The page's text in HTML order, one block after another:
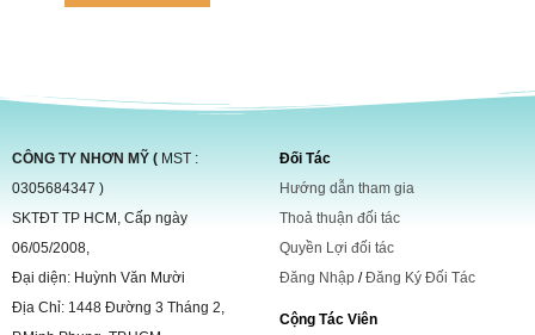
CÔNG TY NHƠN MỸ ( MST :
0305684347 )
SKTĐT TP HCM, Cấp ngày
06/05/2008,
Đại diện: Huỳnh Văn Mười
Địa Chỉ: 1448 Đường 3 Tháng 2,
Đối Tác
Hướng dẫn tham gia
Thoả thuận đối tác
Quyền Lợi đối tác
Đăng Nhập /Đăng Ký Đối Tác
Cộng Tác Viên